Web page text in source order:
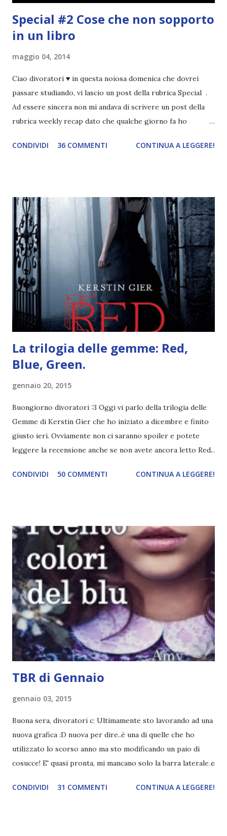
Special #2 Cose che non sopporto
in un libro
maggio 04, 2014
Ciao divoratori ♥ in questa noiosa domenica che dovrei
passare studiando, vi lascio un post della rubrica Special .
Ad essere sincera non mi andava di scrivere un post della
rubrica weekly recap dato che qualche giorno fa ho
troppo creare un nuovo banner xD Nella puntata di oggi vi
di dire in un libro? Ad esempio, i capelli arruffati . TUTTI I
RAGAZZI nei libri hanno i capelli arruffati. Vabbè, c'è crisi, il
pettine costa. Dovrei regalarglielo io uno. O magari del gel.
Fatto sta che nella realtà i ragazzi con i capelli così
sembrano degli scappati di casa. Ah, poi ci sono le ciocche
ribelli. Che monelli, che trasgry. Oppure tutti i personaggi
dei libri sono dei grandi lettori, fatto sta che io non ho mai
trovato una scena in ...
CONDIVIDI 36 COMMENTI CONTINUA A LEGGERE!
La trilogia delle gemme: Red,
Blue, Green.
gennaio 20, 2015
Buongiorno divoratori :3 Oggi vi parlo della trilogia delle
Gemme di Kerstin Gier che ho iniziato a dicembre e finito
giusto ieri. Ovviamente non ci saranno spoiler e potete
leggere la recensione anche se non avete ancora letto Red.
Green sono state delle letture molto piacevoli ma non
potete capire le mie aspettative! Innanzitutto, se la Gier o
la ce avesse deciso di pubblicare la trilogia in un unico libro,
probabilmente lo avrei apprezzato molto di più. Red è
molto introduttivo, nel senso che in trecento pagine non
succede un bel niente. E non ha nemmeno un finale ._.
finisce esattamente nel bel mezzo della storia (anzi, quale
"mezzo" della storia? Questa storia ha praticamente solo
l'inizio!). Stessa cosa con Blue , stessa...
CONDIVIDI 50 COMMENTI CONTINUA A LEGGERE!
TBR di Gennaio
gennaio 03, 2015
Buona sera, divoratori c: Ultimamente sto lavorando ad una
nuova grafica :D nuova per dire..è una di quelle che ho
utilizzato lo scorso anno ma sto modificando un paio di
cosucce! E' quasi pronta, mi mancano solo la barra laterale e
impazzire e.e Un po' mi dispiacerà abbandonare quest
CONDIVIDI 31 COMMENTI CONTINUA A LEGGERE!